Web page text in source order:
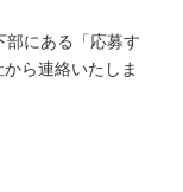
部にある「応募す
ら連絡いたしま